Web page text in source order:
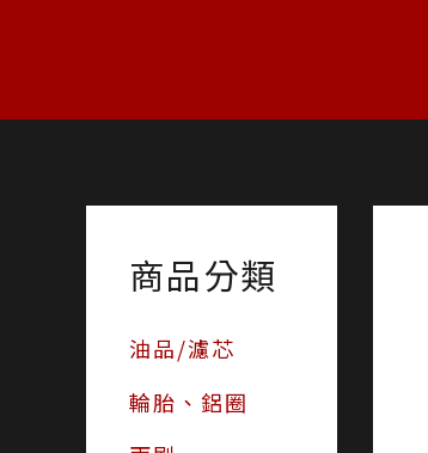
商品分類
油品/濾芯
輪胎、鋁圈